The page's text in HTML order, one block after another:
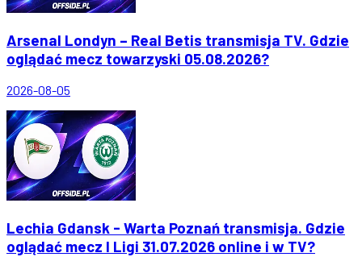
Arsenal Londyn – Real Betis transmisja TV. Gdzie
oglądać mecz towarzyski 05.08.2026?
2026-08-05
Lechia Gdansk - Warta Poznań transmisja. Gdzie
oglądać mecz I Ligi 31.07.2026 online i w TV?